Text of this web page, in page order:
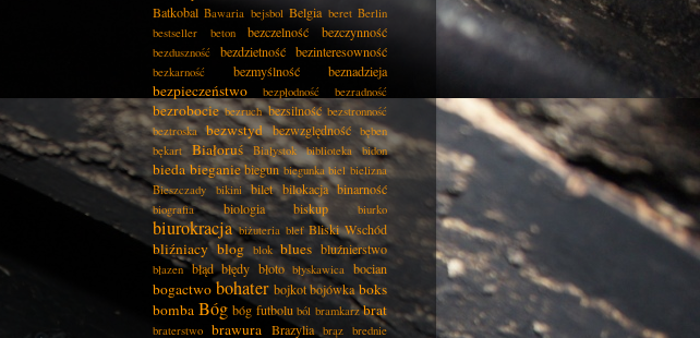
Batkobal Bawaria bejsbol Belgia beret Berlin
bestseller
beton bezczelność bezczynność
bezduszność bezdzietność bezinteresowność
bezkarność bezmyślność beznadzieja
bezpieczeństwo bezpłodność bezradność
bezrobocie bezruch bezsilność bezstronność
beztroska bezwstyd bezwzględność bęben
bękart
Białoruś Białystok biblioteka bidon
bieda bieganie biegun biegunka biel bielizna
Bieszczady
bikini bilet bilokacja binarność
biografia biologia biskup biurko
biurokracja biżuteria blef Bliski Wschód
bliźniacy blog blok blues bluźnierstwo
błazen błąd błędy błoto błyskawica bocian
bogactwo bohater bojkot bojówka boks
bomba Bóg bóg futbolu ból bramkarz brat
braterstwo brawura Brazylia brąz brednie